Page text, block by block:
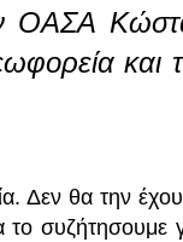
ΟΑΣΑ
και
Δεν θα την
συζήτησουμε